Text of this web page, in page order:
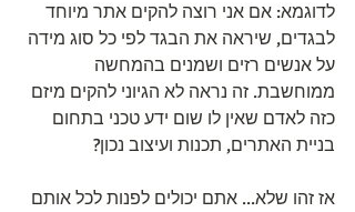
לדוגמא: אם אני רוצה להקים אתר מיוחד
לבגדים, שיראה את הבגד לפי כל סוג מידה
על אנשים רזים ושמנים בהמחשה
ממוחשבת. זה נראה לא הגיוני להקים מיזם
כזה לאדם שאין לו שום ידע טכני בתחום
בניית האתרים, תכנות ועיצוב נכון?
אז זהו שלא... אתם יכולים לפנות לכל אותם